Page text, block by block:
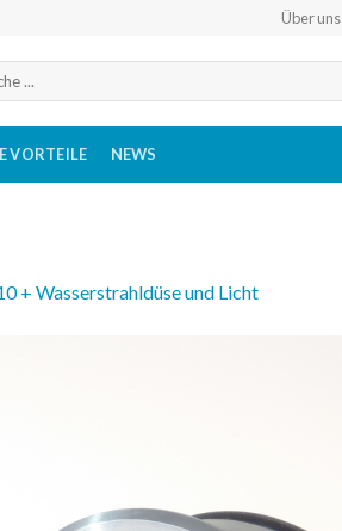
Über uns
VORTEILE NEWS
+ Wasserstrahldüse und Licht